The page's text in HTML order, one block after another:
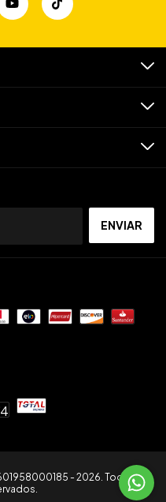
- 2026. Todos os